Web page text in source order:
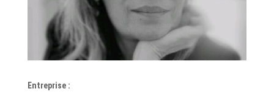
Entreprise :